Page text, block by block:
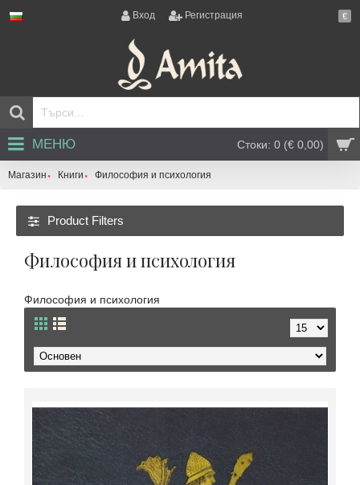
Вход Регистрация €
Стоки: 0 (€ 0,00)
МЕНЮ
Магазин Книги Философия и психология
Product Filters
Философия и психология
Философия и психология